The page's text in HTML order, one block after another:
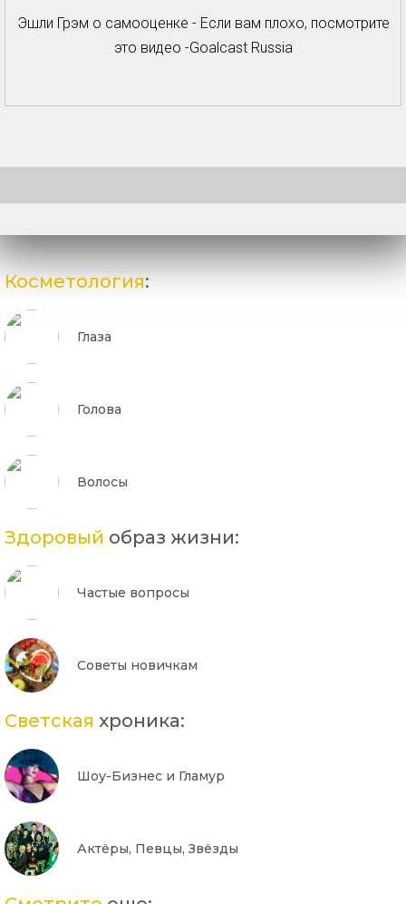
Эшли Грэм о самооценке - Если вам плохо, посмотрите
это видео -Goalcast Russia
Косметология:
Глаза
Голова
Волосы
Здоровый образ жизни:
Частые вопросы
Советы новичкам
Светская хроника:
Шоу-Бизнес и Гламур
Актёры, Певцы, Звёзды